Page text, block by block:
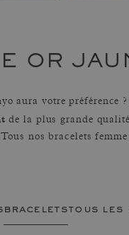
OR
aura votre préférence
de la plus grande
nos bracelets
braceletstous les